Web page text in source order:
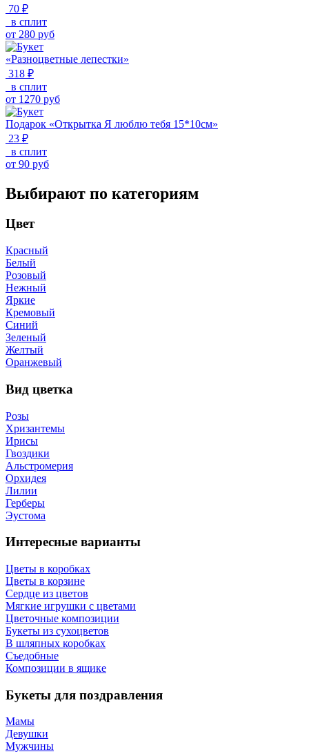
70 ₽
в сплит
от 280 руб
«Разноцветные лепестки»
318 ₽
в сплит
от 1270 руб
Подарок «Открытка Я люблю тебя 15*10см»
23 ₽
в сплит
от 90 руб
Выбирают по категориям
Цвет
Красный
Белый
Розовый
Нежный
Яркие
Кремовый
Синий
Зеленый
Желтый
Оранжевый
Вид цветка
Розы
Хризантемы
Ирисы
Гвоздики
Альстромерия
Орхидея
Лилии
Герберы
Эустома
Интересные варианты
Цветы в коробках
Цветы в корзине
Сердце из цветов
Мягкие игрушки с цветами
Цветочные композиции
Букеты из сухоцветов
В шляпных коробках
Съедобные
Композиции в ящике
Букеты для поздравления
Мамы
Девушки
Мужчины